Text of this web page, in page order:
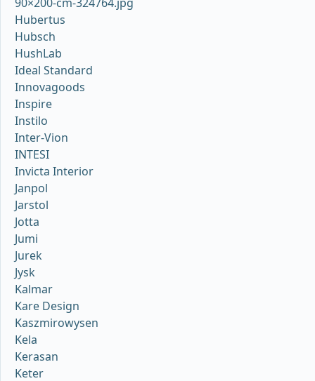
Hubertus
Hubsch
HushLab
Ideal Standard
Innovagoods
Inspire
Instilo
Inter-Vion
INTESI
Invicta Interior
Janpol
Jarstol
Jotta
Jumi
Jurek
Jysk
Kalmar
Kare Design
Kaszmirowysen
Kela
Kerasan
Keter